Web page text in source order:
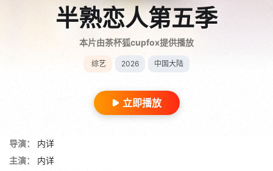
半熟恋人第五季
本片由茶杯狐cupfox提供播放
综艺 2026 中国大陆
立即播放
导演：
内详
主演：
内详